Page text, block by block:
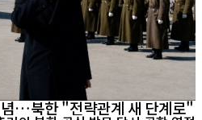
념…북한 "전략관계 새 단계로"